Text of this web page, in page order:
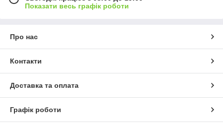
Показати весь графік роботи
Про нас
Контакти
Доставка та оплата
Графік роботи